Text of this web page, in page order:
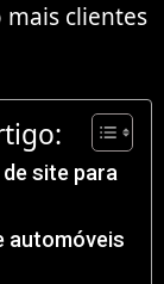
clientes
site para
automóveis